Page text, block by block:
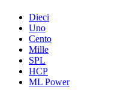
Dieci
Uno
Cento
Mille
SPL
HCP
ML Power